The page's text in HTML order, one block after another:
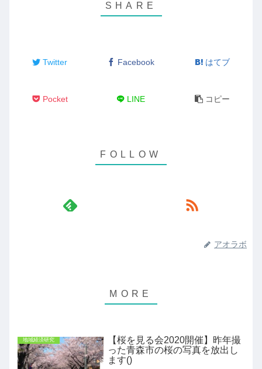
Twitter Facebook はてブ
Pocket LINE コピー
アオラボ
地域経済研究
【桜を見る会2020開催】昨年撮
った青森市の桜の写真を放出し
ます()